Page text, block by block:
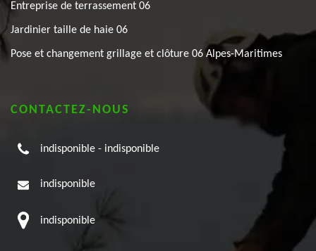
Entreprise de terrassement 06
Jardinier taille de haie 06
Pose et changement grillage et clôture 06 Alpes-Maritimes
CONTACTEZ-NOUS
indisponible - indisponible
indisponible
indisponible